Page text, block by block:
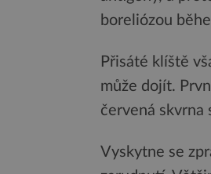
boreliózou
Přisáté klíště
může dojít.
červená skvrna
Vyskytne se